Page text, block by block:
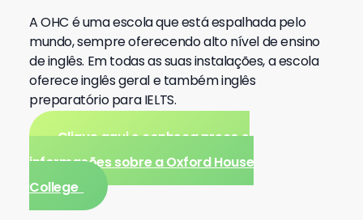
A OHC é uma escola que está espalhada pelo
mundo, sempre oferecendo alto nível de ensino
de inglês. Em todas as suas instalações, a escola
oferece inglês geral e também inglês
preparatório para IELTS.
Clique aqui e conheça preço e
informações sobre a Oxford House
College